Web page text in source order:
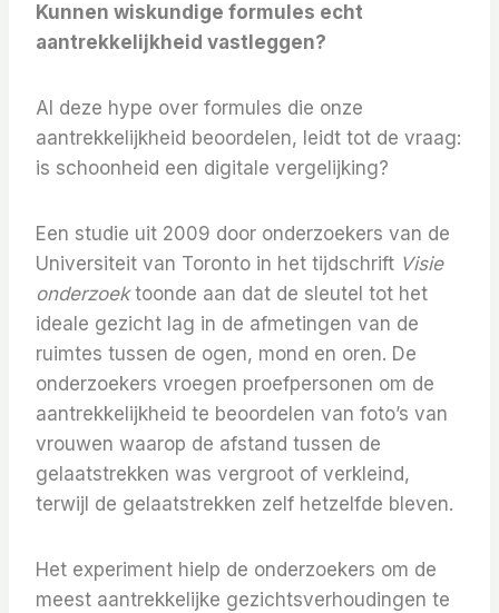
Kunnen wiskundige formules echt
aantrekkelijkheid vastleggen?
Al deze hype over formules die onze
aantrekkelijkheid beoordelen, leidt tot de vraag:
is schoonheid een digitale vergelijking?
Een studie uit 2009 door onderzoekers van de
Universiteit van Toronto in het tijdschrift Visie
onderzoektoonde aan dat de sleutel tot het
ideale gezicht lag in de afmetingen van de
ruimtes tussen de ogen, mond en oren. De
onderzoekers vroegen proefpersonen om de
aantrekkelijkheid te beoordelen van foto’s van
vrouwen waarop de afstand tussen de
gelaatstrekken was vergroot of verkleind,
terwijl de gelaatstrekken zelf hetzelfde bleven.
Het experiment hielp de onderzoekers om de
meest aantrekkelijke gezichtsverhoudingen te